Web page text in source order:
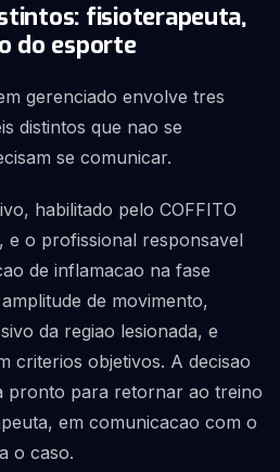
fisioterapeuta,
do esporte
gerenciado envolve tres
distintos que nao se
se comunicar.
habilitado pelo COFFITO
e o profissional responsavel
de inflamacao na fase
de movimento,
da regiao lesionada, e
criterios objetivos. A decisao
pronto para retornar ao treino
em comunicacao com o
o caso.